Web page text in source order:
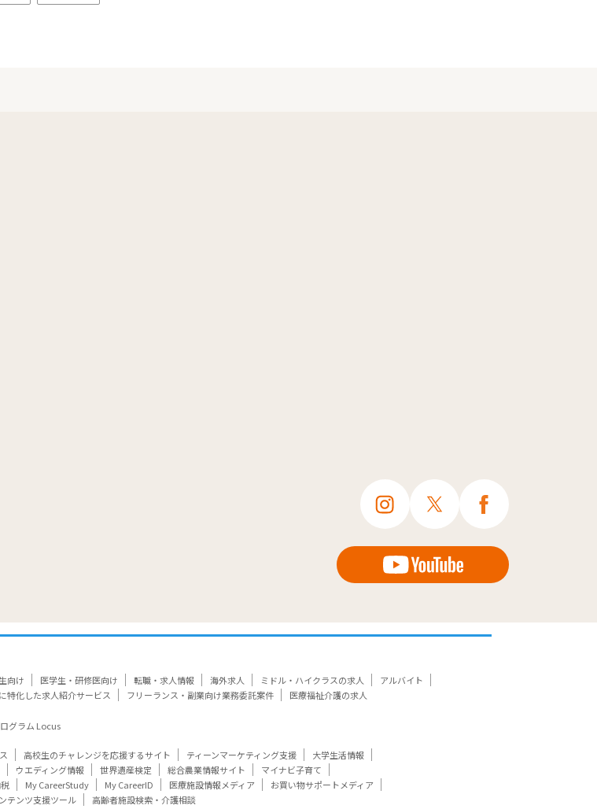
向け 医学生・研修医向け 転職・求人情報 海外求人 ミドル・ハイクラスの求人
アルバイト
特化した求人紹介サービス フリーランス・副業向け業務委託案件 医療福祉介護の求人
グラム Locus
高校生のチャレンジを応援するサイト ティーンマーケティング支援
大学生活情報
ウエディング情報 世界遺産検定 総合農業情報サイト
マイナビ子育て
My CareerStudy My CareerID 医療施設情報メディア
お買い物サポートメディア
テンツ支援ツール 高齢者施設検索・介護相談